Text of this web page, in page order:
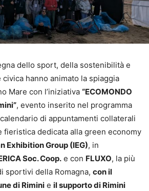
dello sport, della sostenibilità e
hanno animato la spiaggia
Mare con l’iniziativa “ECOMONDO
, evento inserito nel programma
di appuntamenti collaterali
fieristica dedicata alla green economy
Exhibition Group (IEG), in
Soc. Coop. e con FLUXO, la più
sportivi della Romagna, con il
di Rimini e il supporto di Rimini